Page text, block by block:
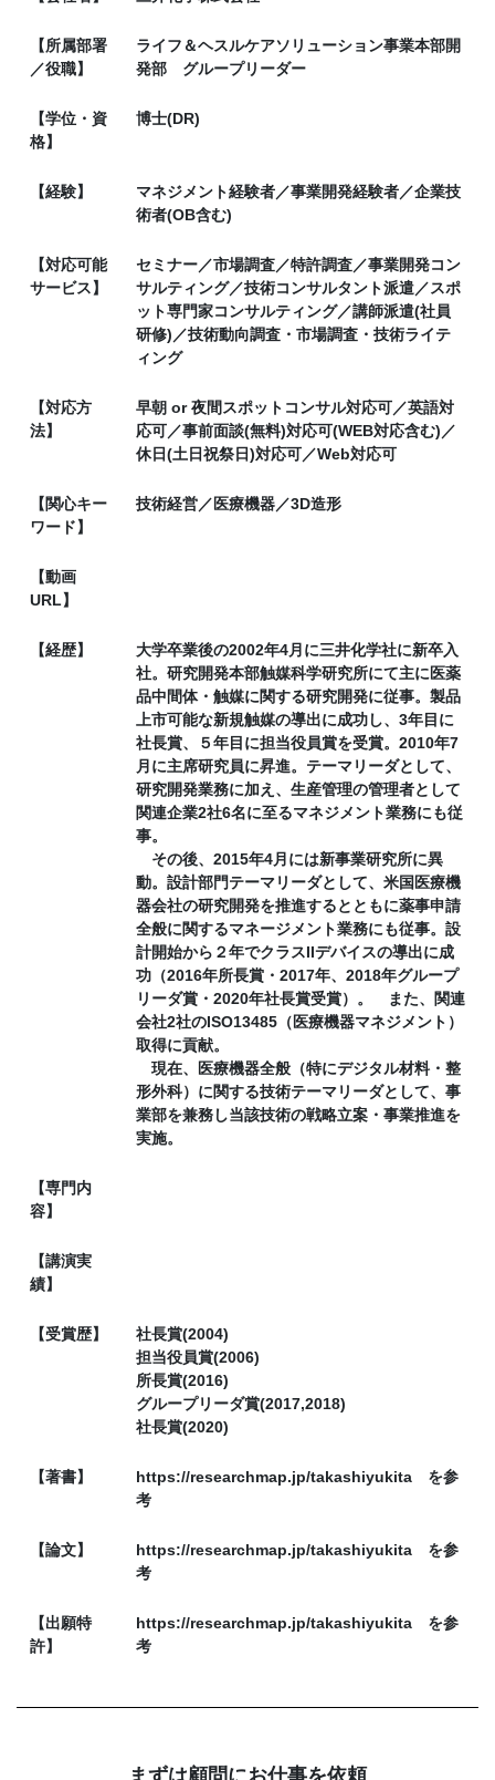
【所属部署
／役職】
ライフ＆ヘスルケアソリューション事業本部開
発部 グループリーダー
【学位・資
格】
博士(DR)
【経験】
マネジメント経験者／事業開発経験者／企業技
術者(OB含む)
【対応可能
サービス】
セミナー／市場調査／特許調査／事業開発コン
サルティング／技術コンサルタント派遣／スポ
ット専門家コンサルティング／講師派遣(社員
研修)／技術動向調査・市場調査・技術ライテ
ィング
【対応方
法】
早朝 or 夜間スポットコンサル対応可／英語対
応可／事前面談(無料)対応可(WEB対応含む)／
休日(土日祝祭日)対応可／Web対応可
【関心キー
ワード】
技術経営／医療機器／3D造形
【動画
URL】
【経歴】
大学卒業後の2002年4月に三井化学社に新卒入
社。研究開発本部触媒科学研究所にて主に医薬
品中間体・触媒に関する研究開発に従事。製品
上市可能な新規触媒の導出に成功し、3年目に
社長賞、５年目に担当役員賞を受賞。2010年7
月に主席研究員に昇進。テーマリーダとして、
研究開発業務に加え、生産管理の管理者として
関連企業2社6名に至るマネジメント業務にも従
事。
その後、2015年4月には新事業研究所に異
動。設計部門テーマリーダとして、米国医療機
器会社の研究開発を推進するとともに薬事申請
全般に関するマネージメント業務にも従事。設
計開始から２年でクラスIIデバイスの導出に成
功（2016年所長賞・2017年、2018年グループ
リーダ賞・2020年社長賞受賞）。 また、関連
会社2社のISO13485（医療機器マネジメント）
取得に貢献。
現在、医療機器全般（特にデジタル材料・整
形外科）に関する技術テーマリーダとして、事
業部を兼務し当該技術の戦略立案・事業推進を
実施。
【専門内
容】
【講演実
績】
【受賞歴】
社長賞(2004)
担当役員賞(2006)
所長賞(2016)
グループリーダ賞(2017,2018)
社長賞(2020)
【著書】
https://researchmap.jp/takashiyukita を参
考
【論文】
https://researchmap.jp/takashiyukita を参
考
【出願特
許】
https://researchmap.jp/takashiyukita を参
考